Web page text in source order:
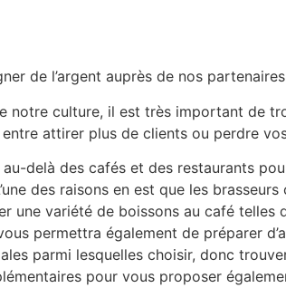
de l’argent auprès de nos
notre culture, il est très important de
attirer plus de clients ou perdre
delà des cafés et des restaurants
des raisons en est que les
variété de boissons au café telles
permettra également de préparer
parmi lesquelles choisir, donc
pour vous proposer